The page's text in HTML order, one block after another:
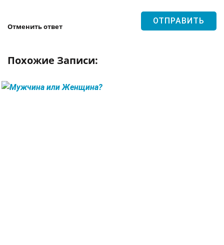
Отменить ответ
Похожие Записи:
ЧИТАТЬ ДАЛЕЕ